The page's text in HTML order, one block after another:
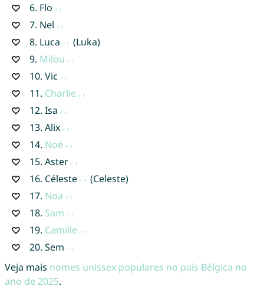
6. Flo
7. Nel
8. Luca
(Luka)
9. Milou
10. Vic
11. Charlie
12. Isa
13. Alix
14. Noé
15. Aster
16. Céleste
(Celeste)
17. Noa
18. Sam
19. Camille
20. Sem
Veja mais nomes unissex populares no país Bélgica no
ano de 2025.